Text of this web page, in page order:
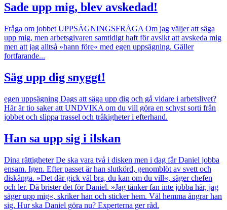
Sade upp mig, blev avskedad!
Fråga om jobbet UPPSÄGNINGSFRÅGA Om jag väljer att säga
upp mig, men arbetsgivaren samtidigt haft för avsikt att avskeda mig
men att jag alltså »hann före« med egen uppsägning. Gäller
fortfarande...
Säg upp dig snyggt!
egen uppsägning Dags att säga upp dig och gå vidare i arbetslivet?
Här är tio saker att UNDVIKA om du vill göra en schyst sorti från
jobbet och slippa trassel och tråkigheter i efterhand.
Han sa upp sig i ilskan
Dina rättigheterDe ska vara två i disken men i dag får Daniel jobba
ensam. Igen. Efter passet är han slutkörd, genomblöt av svett och
diskånga. »Det där gick väl bra, du kan om du vill«, säger chefen
och ler. Då brister det för Daniel. »Jag tänker fan inte jobba här, jag
säger upp mig«, skriker han och sticker hem. Väl hemma ångrar han
sig. Hur ska Daniel göra nu? Experterna ger råd.